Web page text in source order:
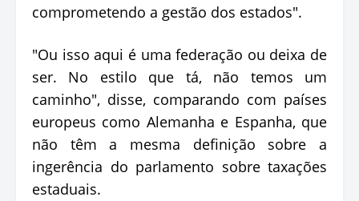
comprometendo a gestão dos estados".
"Ou isso aqui é uma federação ou deixa de
ser. No estilo que tá, não temos um
caminho", disse, comparando com países
europeus como Alemanha e Espanha, que
não têm a mesma definição sobre a
ingerência do parlamento sobre taxações
estaduais.